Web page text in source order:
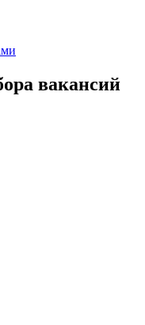
вакансий